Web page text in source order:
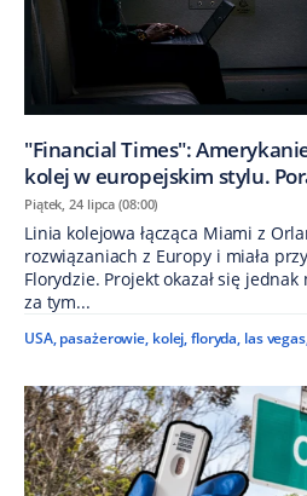
"Financial Times":
kolej w europejskim stylu.
Piątek, 24 lipca (08:00)
Linia kolejowa łącząca Miami z
rozwiązaniach z Europy i miała
Florydzie. Projekt okazał się
za tym...
USA, pasażerowie, kolej,floryda, las vegas